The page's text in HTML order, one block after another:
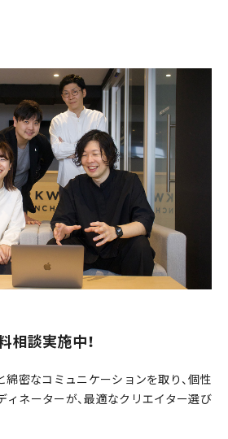
相談実施中！
綿密なコミュニケーションを取り、個性
ィネーターが、最適なクリエイター選び